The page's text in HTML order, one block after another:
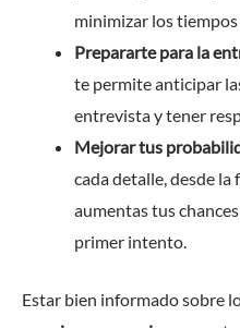
minimizar los tiempos
Prepararte para la
te permite anticipar
entrevista y tener
Mejorar tus
cada detalle, desde
aumentas tus
primer intento.
Estar bien informado sobre